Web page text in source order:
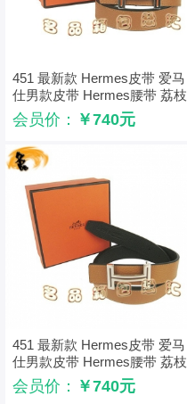
451 最新款 Hermes皮带 爱马
仕男款皮带 Hermes腰带 荔枝
纹浅啡配黑 银配橙扣3cm
会员价： ￥740元
451 最新款 Hermes皮带 爱马
仕男款皮带 Hermes腰带 荔枝
纹浅啡配黑 浅金配啡扣3cm
会员价： ￥740元